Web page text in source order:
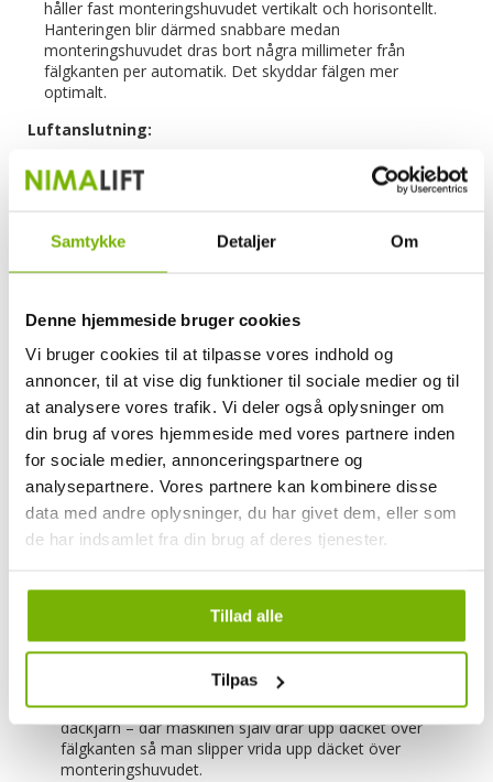
Samtykke Detaljer Om
Denne hjemmeside bruger cookies
Vi bruger cookies til at tilpasse vores indhold og
annoncer, til at vise dig funktioner til sociale medier og til
at analysere vores trafik. Vi deler også oplysninger om
din brug af vores hjemmeside med vores partnere inden
for sociale medier, annonceringspartnere og
analysepartnere. Vores partnere kan kombinere disse
data med andre oplysninger, du har givet dem, eller som
de har indsamlet fra din brug af deres tjenester.
Tillad alle
Tilpas
håller fast monteringshuvudet vertikalt och horisontellt.
Hanteringen blir därmed snabbare medan
monteringshuvudet dras bort några millimeter från
fälgkanten per automatik. Det skyddar fälgen mer
optimalt.
Luftanslutning:
Framöver kommer däckmaskiner från Nimalift med den
vanligaste luftanslutningen i Europa med modellnumret
Pedalerna:
Pedalerna är tillverkade med en bakomliggande luftkolv.
Fittings i plast:
Vi använder oss nu endast av fittings i plast och
mässing. Det är nämligen det bästa i förhållande till
driftsäkerhet.
Hjälparmen
Maskinen har en hjälparm. Detta är fördelaktigt i
förhållande till om du ska montera lågprofildäck eller
andra däck som är hårda i däckhöljet.
du monterar av däck. Här kan den hjälpa att lossa
däcket på baksidan om det har kilat fast.
Automatiskt monteringshuvud
Till maskinen här kan det också köpas till ett
automatiskt monteringshuvud som fungerar som ett
däckjärn – där maskinen själv drar upp däcket över
fälgkanten så man slipper vrida upp däcket över
monteringshuvudet.